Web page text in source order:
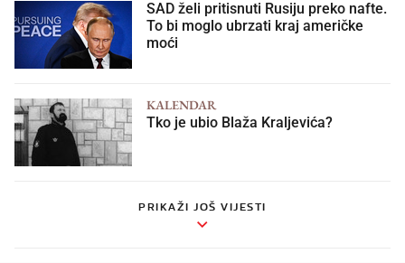
SAD želi pritisnuti Rusiju preko nafte.
To bi moglo ubrzati kraj američke
moći
KALENDAR
Tko je ubio Blaža Kraljevića?
PRIKAŽI JOŠ VIJESTI